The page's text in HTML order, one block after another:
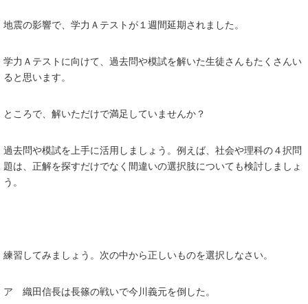
地震の影響で、学力Ａテストが１週間延期されました。
学力Ａテストに向けて、過去問や模試を解いた生徒さんもたくさんい
ると思います。
ところで、解いただけで満足していませんか？
過去問や模試を上手に活用しましょう。例えば、社会や理科の４択問
題は、正解を探すだけでなく間違いの選択肢についても検討しましょ
う。
練習してみましょう。次の中から正しいものを選択しなさい。
ア 織田信長は長篠の戦いで今川義元を倒した。